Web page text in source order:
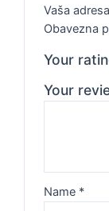
Vaša
Obavezna
Your
Your
Name *